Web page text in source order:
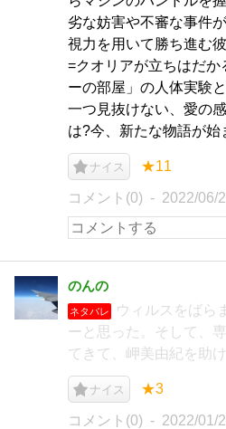
劣な妨害や不審な事件
視力を用いて勝ち進む
=クオリアが立ちはだか
ーの部屋」の人体実験
一つ見抜けない、愛の
は?今、新たな物語が始
ナイス ★11
コメント(0) 2022/06/
のんの
ネタバレ
ウィルスをばら
ーと思った。そして、
てきて、岬美由紀を助
ナイス ★3
コメント(0) 2022/01/